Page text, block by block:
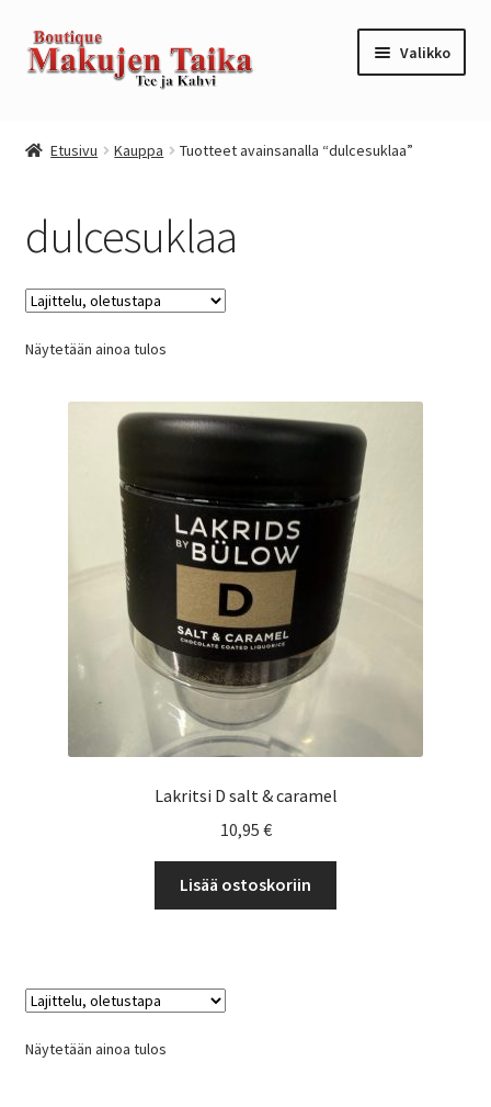
Siirry
navigointiin
Siirry
sisältöön
Valikko
Kassa
Kauppa
Oma tili
Tilaus- ja sopimusehdot
Etusivu Kauppa Tuotteet avainsanalla “dulcesuklaa”
dulcesuklaa
Näytetään ainoa tulos
Lakritsi D salt & caramel
10,95 €
Lisää ostoskoriin
Näytetään ainoa tulos